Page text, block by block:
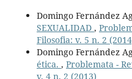
Domingo Fernández
SEXUALIDAD ,
Filosofia: v. 5 n. 2
Domingo Fernández
ética. , Problemata -
v. 4 n. 2 (2013)